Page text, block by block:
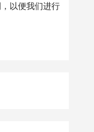
以便我们进行